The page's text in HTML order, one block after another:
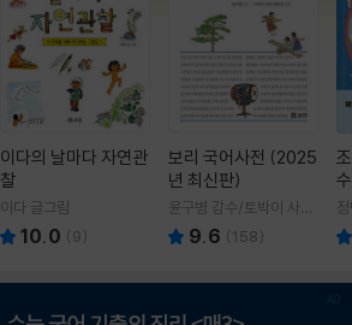
이다의 날마다 자연관
찰
이다 글그림
10.0 (9)
보리 국어사전 (2025
년 최신판)
윤구병 감수/토박이 사전
편찬실 편
9.6 (158)